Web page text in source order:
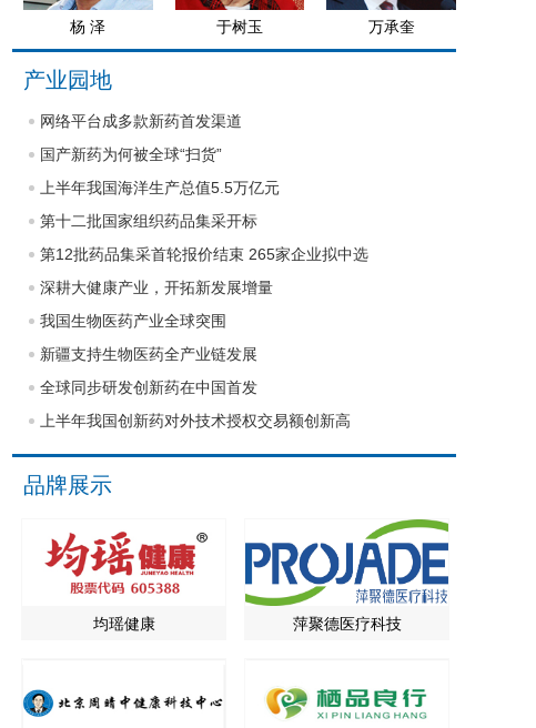
杨 泽 于树玉 万承奎
产业园地
网络平台成多款新药首发渠道
国产新药为何被全球“扫货”
上半年我国海洋生产总值5.5万亿元
第十二批国家组织药品集采开标
第12批药品集采首轮报价结束 265家企业拟中选
深耕大健康产业，开拓新发展增量
我国生物医药产业全球突围
新疆支持生物医药全产业链发展
全球同步研发创新药在中国首发
上半年我国创新药对外技术授权交易额创新高
品牌展示
均瑶健康 萍聚德医疗科技